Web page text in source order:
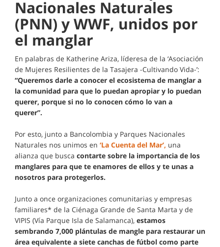
Nacionales Naturales
(PNN) y WWF, unidos por
el manglar
En palabras de Katherine Ariza, líderesa de la ‘Asociación
de Mujeres Resilientes de la Tasajera -Cultivando Vida-’:
“Queremos darle a conocer el ecosistema de manglar a
la comunidad para que lo puedan apropiar y lo puedan
querer, porque si no lo conocen cómo lo van a
querer”.
Por esto, junto a Bancolombia y Parques Nacionales
Naturales nos unimos en ‘La Cuenta del Mar’, una
alianza que busca contarte sobre la importancia de los
manglares para que te enamores de ellos y te unas a
nosotros para protegerlos.
Junto a once organizaciones comunitarias y empresas
familiares* de la Ciénaga Grande de Santa Marta y de
VIPIS (Vía Parque Isla de Salamanca), estamos
sembrando 7,000 plántulas de mangle para restaurar un
área equivalente a siete canchas de fútbol como parte